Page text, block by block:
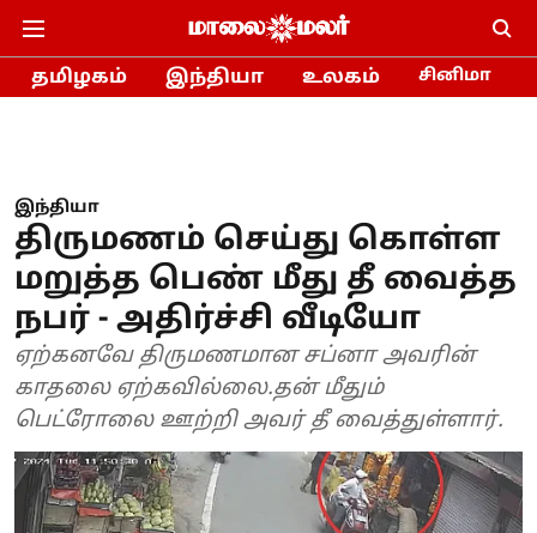
தமிழகம் இந்தியா உலகம் சினிமா
இந்தியா
திருமணம் செய்து கொள்ள
மறுத்த பெண் மீது தீ வைத்த
நபர் - அதிர்ச்சி வீடியோ
ஏற்கனவே திருமணமான சப்னா அவரின்
காதலை ஏற்கவில்லை.தன் மீதும்
பெட்ரோலை ஊற்றி அவர் தீ வைத்துள்ளார்.